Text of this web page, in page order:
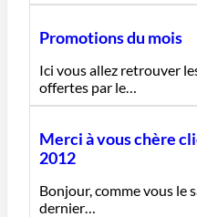
Promotions du mois
Ici vous allez retrouver
offertes par le…
Merci à vous chère
2012
Bonjour, comme vous le
dernier…